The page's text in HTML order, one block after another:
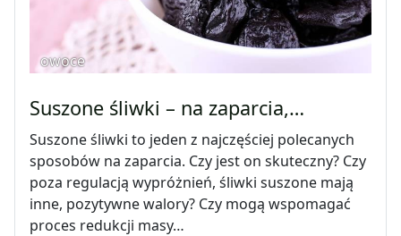
owoce
Suszone śliwki – na zaparcia,…
Suszone śliwki to jeden z najczęściej polecanych
sposobów na zaparcia. Czy jest on skuteczny? Czy
poza regulacją wypróżnień, śliwki suszone mają
inne, pozytywne walory? Czy mogą wspomagać
proces redukcji masy…